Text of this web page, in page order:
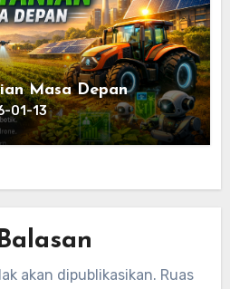
Masa Depan
01-13
akan dipublikasikan. Ruas